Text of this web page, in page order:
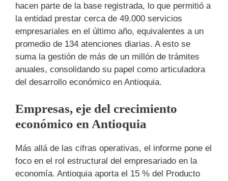
hacen parte de la base registrada, lo que permitió a
la entidad prestar cerca de 49.000 servicios
empresariales en el último año, equivalentes a un
promedio de 134 atenciones diarias. A esto se
suma la gestión de más de un millón de trámites
anuales, consolidando su papel como articuladora
del desarrollo económico en Antioquia.
Empresas, eje del crecimiento
económico en Antioquia
Más allá de las cifras operativas, el informe pone el
foco en el rol estructural del empresariado en la
economía. Antioquia aporta el 15 % del Producto